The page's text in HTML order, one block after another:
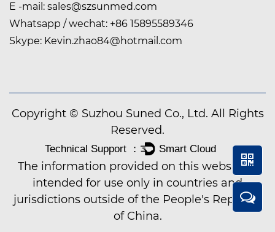
E -mail: sales@szsunmed.com
Whatsapp / wechat: +86 15895589346
Skype: Kevin.zhao84@hotmail.com
Copyright © Suzhou Suned Co., Ltd. All Rights
Reserved.
The information provided on this website is
intended for use only in countries and
jurisdictions outside of the People's Republic
of China.